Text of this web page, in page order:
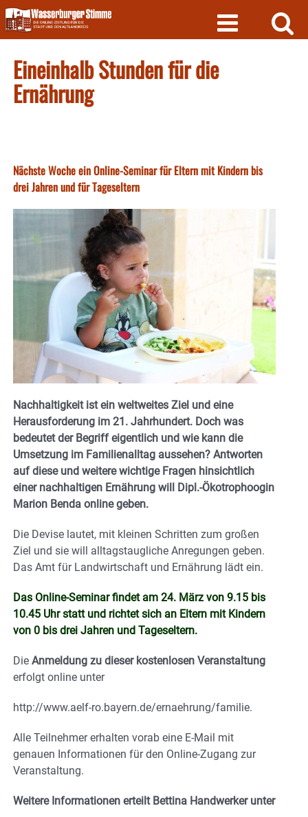
Skip
to
content
Eineinhalb Stunden für die
Ernährung
Nächste Woche ein Online-Seminar für Eltern mit Kindern bis
drei Jahren und für Tageseltern
Nachhaltigkeit ist ein weltweites Ziel und eine
Herausforderung im 21. Jahrhundert. Doch was
bedeutet der Begriff eigentlich und wie kann die
Umsetzung im Familienalltag aussehen? Antworten
auf diese und weitere wichtige Fragen hinsichtlich
einer nachhaltigen Ernährung will Dipl.-Ökotrophoogin
Marion Benda online geben.
Die Devise lautet, mit kleinen Schritten zum großen
Ziel und sie will alltagstaugliche Anregungen geben.
Das Amt für Landwirtschaft und Ernährung lädt ein.
Das Online-Seminar findet am 24. März von 9.15 bis
10.45 Uhr statt und richtet sich an Eltern mit Kindern
von 0 bis drei Jahren und Tageseltern.
Die Anmeldung zu dieser kostenlosen Veranstaltung
erfolgt online unter
http://www.aelf-ro.bayern.de/ernaehrung/familie.
Alle Teilnehmer erhalten vorab eine E-Mail mit
genauen Informationen für den Online-Zugang zur
Veranstaltung.
Weitere Informationen erteilt Bettina Handwerker unter